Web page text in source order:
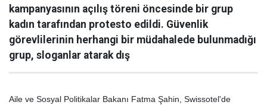
kampanyasının açılış töreni öncesinde bir grup
kadın tarafından protesto edildi. Güvenlik
görevlilerinin herhangi bir müdahalede bulunmadığı
grup, sloganlar atarak dış
Aile ve Sosyal Politikalar Bakanı Fatma Şahin, Swissotel'de